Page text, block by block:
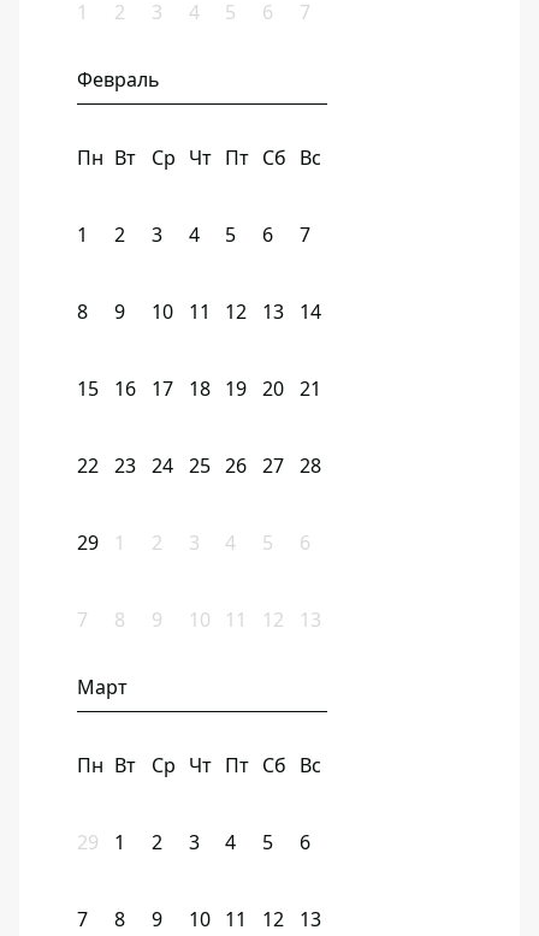
1 2 3 4 5 6 7
Февраль
Пн Вт Ср Чт Пт Сб Вс
1 2 3 4 5 6 7
8 9 10 11 12 13 14
15 16 17 18 19 20 21
22 23 24 25 26 27 28
29 1 2 3 4 5 6
7 8 9 10 11 12 13
Март
Пн Вт Ср Чт Пт Сб Вс
29 1 2 3 4 5 6
7 8 9 10 11 12 13